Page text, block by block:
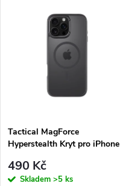
Tactical MagForce
Hyperstealth Kryt pro iPhone
490 Kč
Skladem >5 ks